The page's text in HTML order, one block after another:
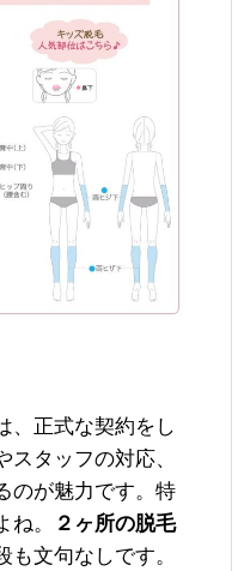
、正式な契約をし
タッフの対応、
のが魅力です。特
。
２ヶ所の脱毛
も文句なしです。